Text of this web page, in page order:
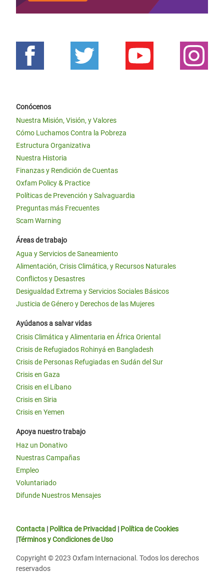
Conócenos
Nuestra Misión, Visión, y Valores
Cómo Luchamos Contra la Pobreza
Estructura Organizativa
Nuestra Historia
Finanzas y Rendición de Cuentas
Oxfam Policy & Practice
Políticas de Prevención y Salvaguardia
Preguntas más Frecuentes
Scam Warning
Áreas de trabajo
Agua y Servicios de Saneamiento
Alimentación, Crisis Climática, y Recursos Naturales
Conflictos y Desastres
Desigualdad Extrema y Servicios Sociales Básicos
Justicia de Género y Derechos de las Mujeres
Ayúdanos a salvar vidas
Crisis Climática y Alimentaria en África Oriental
Crisis de Refugiados Rohinyá en Bangladesh
Crisis de Personas Refugiadas en Sudán del Sur
Crisis en Gaza
Crisis en el Líbano
Crisis en Siria
Crisis en Yemen
Apoya nuestro trabajo
Haz un Donativo
Nuestras Campañas
Empleo
Voluntariado
Difunde Nuestros Mensajes
Contacta | Política de Privacidad | Política de Cookies
|Términos y Condiciones de Uso
Copyright © 2023 Oxfam Internacional. Todos los derechos
reservados